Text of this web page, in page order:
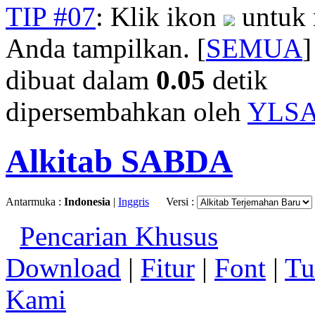
TIP #07: Klik ikon
untuk
Anda tampilkan. [SEMUA]
dibuat dalam 0.05 detik
dipersembahkan oleh
Alkitab SABDA
Antarmuka : Indonesia | Inggris Versi :
Pencarian Khusus
Download | Fitur | Font |
Kami